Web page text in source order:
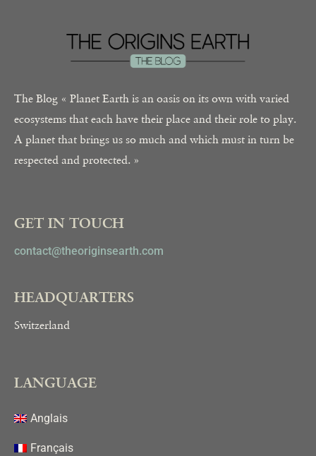
The Blog « Planet Earth is an oasis on its own with varied
ecosystems that each have their place and their role to play.
A planet that brings us so much and which must in turn be
respected and protected. »
GET IN TOUCH
HEADQUARTERS